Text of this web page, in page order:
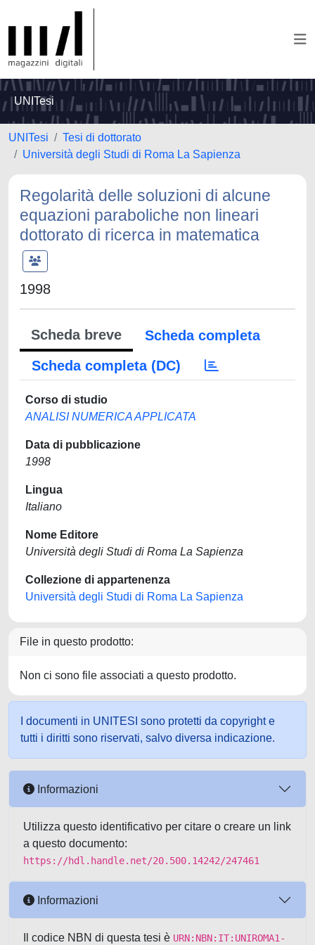
UNITesi
UNITesi
Tesi di dottorato
Università degli Studi di Roma La Sapienza
Regolarità delle soluzioni di alcune
equazioni paraboliche non lineari
dottorato di ricerca in matematica
1998
Scheda breve
Scheda completa
Scheda completa (DC)
Corso di studio
ANALISI NUMERICA APPLICATA
Data di pubblicazione
1998
Lingua
Italiano
Nome Editore
Università degli Studi di Roma La Sapienza
Collezione di appartenenza
Università degli Studi di Roma La Sapienza
File in questo prodotto:
Non ci sono file associati a questo prodotto.
I documenti in UNITESI sono protetti da copyright e
tutti i diritti sono riservati, salvo diversa indicazione.
Informazioni
Utilizza questo identificativo per citare o creare un link
a questo documento:
https://hdl.handle.net/20.500.14242/247461
Informazioni
Il codice NBN di questa tesi è URN:NBN:IT:UNIROMA1-